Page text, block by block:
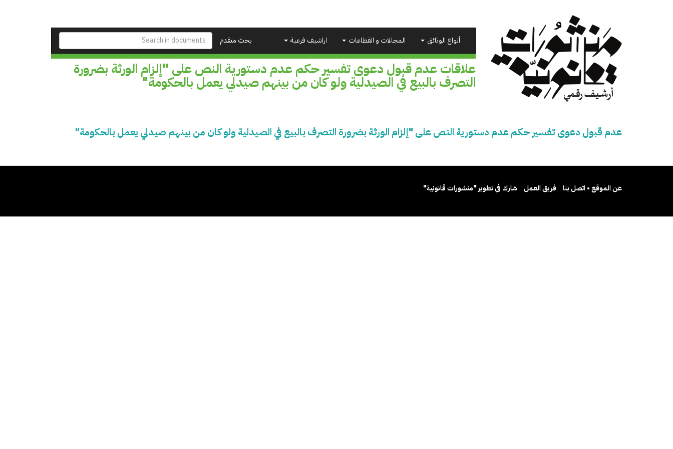
بحث متقدم أنواع الوثائق المجالات و القطاعات اراشيف فرعية
علاقات عدم قبول دعوى تفسير حكم عدم دستورية النص على "إلزام الورثة بضرورة
التصرف بالبيع في الصيدلية ولو كان من بينهم صيدلي يعمل بالحكومة"
عدم قبول دعوى تفسير حكم عدم دستورية النص على "إلزام الورثة بضرورة التصرف بالبيع في الصيدلية ولو كان من بينهم صيدلي يعمل بالحكومة"
عن الموقع • اتصل بنا فريق العمل شارك في تطوير "منشورات قانونية"